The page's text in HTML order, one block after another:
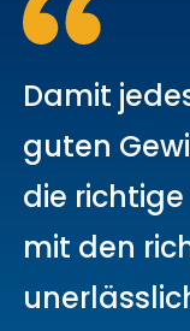
Damit
guten
die
mit den